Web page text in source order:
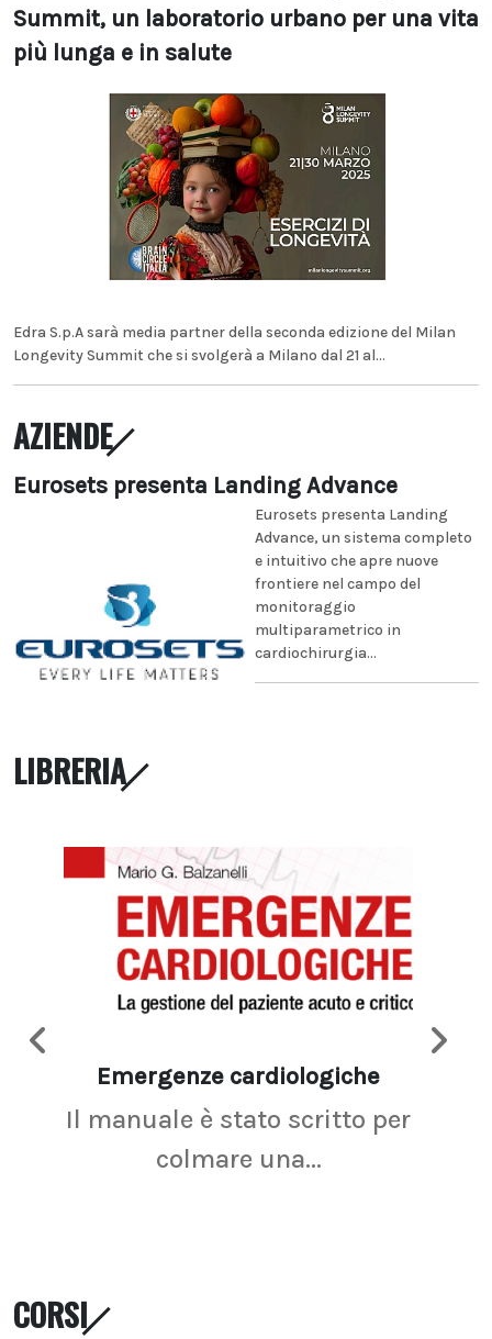
Summit, un laboratorio urbano per una vita
più lunga e in salute
Edra S.p.A sarà media partner della seconda edizione del Milan
Longevity Summit che si svolgerà a Milano dal 21 al...
AZIENDE
Eurosets presenta Landing Advance
Eurosets presenta Landing
Advance, un sistema completo
e intuitivo che apre nuove
frontiere nel campo del
monitoraggio
multiparametrico in
cardiochirurgia...
LIBRERIA
Emergenze cardiologiche
Il manuale è stato scritto per
colmare una...
CORSI